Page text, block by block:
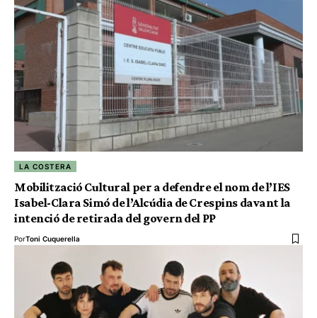
LA COSTERA
Mobilització Cultural per a defendre el nom de l’IES
Isabel-Clara Simó de l’Alcúdia de Crespins davant la
intenció de retirada del govern del PP
PorToni Cuquerella